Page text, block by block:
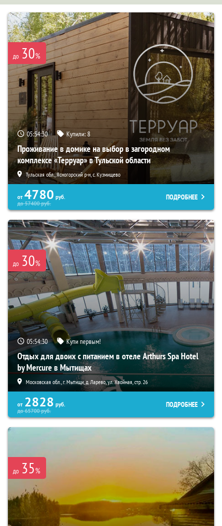
до 30%
05:54:29 Купили:8
Проживание в домике на выбор в загородном
комплексе «Терруар» в Тульской области
Тульская обл., Ясногорский р-н, с. Кузмищево
от 4780 руб.
до57400руб.
ПОДРОБНЕЕ
до 30%
05:54:29 Купи первым!
Отдых для двоих с питанием в отеле Arthurs Spa Hotel
by Mercure в Мытищах
Московская обл., г. Мытищи, д. Ларево, ул. Хвойная, стр. 26
от 2828 руб.
до65700руб.
ПОДРОБНЕЕ
до 35%